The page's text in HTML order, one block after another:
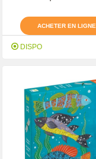
ACHETER EN LIGNE
DISPO